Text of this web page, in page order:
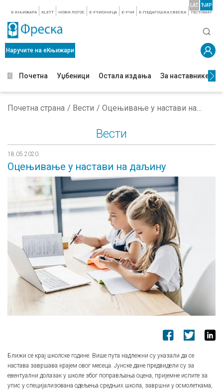
E-КЊИЖАРА KLETT НОВИ ЛОГОС E-УЧИОНИЦА E-УЧИ Е-ПЕДАГОШКА СВЕСКА TЕСТОМАТ
LAT ЋИР
Наручите на еКњижари
Почетна Уџбеници Остала издања За наставнике
Почетна страна Вести Оцењивање у настави на даљину
Вести
18.05.2020.
Оцењивање у настави на даљину
Ближи се крај школске године. Више пута надлежни су указали да се
настава завршава крајем овог месеца. Јунске дане предвидели су за
евентуални долазак у школе због поправљања оцена, пријемне испите за
упис у специјализована одељења средњих школа, завршни у осмолеткама,